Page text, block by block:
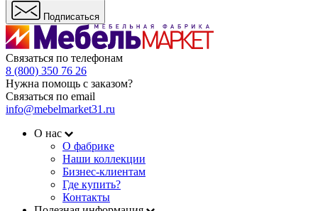
Подписаться
Связаться по телефонам
8 (800) 350 76 26
Нужна помощь с заказом?
Связаться по email
info@mebelmarket31.ru
О нас
О фабрике
Наши коллекции
Бизнес-клиентам
Где купить?
Контакты